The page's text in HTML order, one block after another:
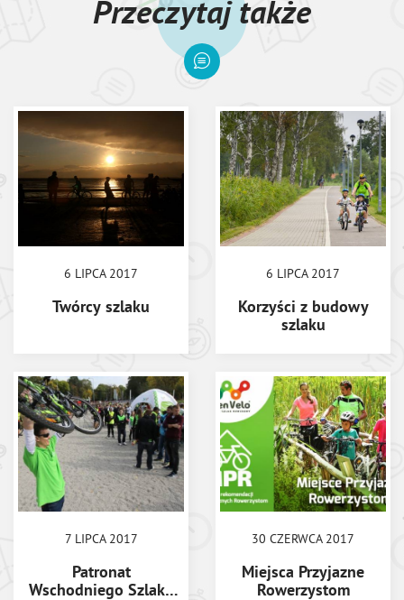
Przeczytaj także
6 LIPCA 2017
Twórcy szlaku
6 LIPCA 2017
Korzyści z budowy
szlaku
7 LIPCA 2017
Patronat
Wschodniego Szlaku
30 CZERWCA 2017
Miejsca Przyjazne
Rowerzystom